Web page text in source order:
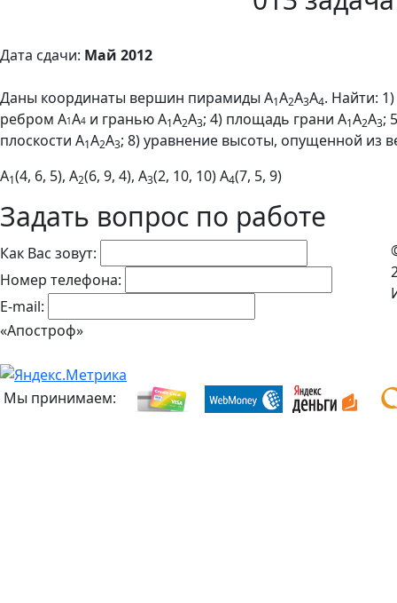
Дата сдачи: Май 2012
Даны координаты вершин пирамиды А1А2А3А4. Найти:
ребром А1А4 и гранью А1А2А3; 4) площадь грани А1А2А3;
плоскости А1А2А3; 8) уравнение высоты, опущенной из
А1(4, 6, 5), А2(6, 9, 4), А3(2, 10, 10) А4(7, 5, 9)
Задать вопрос по работе
Как Вас зовут:
Номер телефона:
E-mail:
«Апостроф»
Мы принимаем: